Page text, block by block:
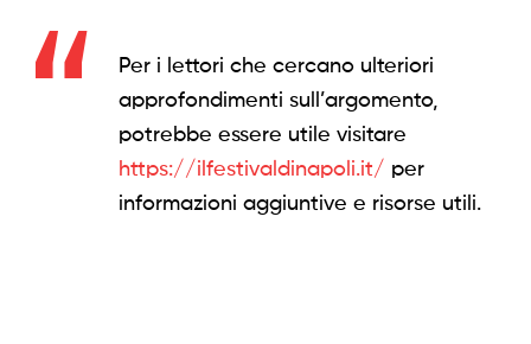
Per i lettori che cercano ulteriori
approfondimenti sull’argomento,
potrebbe essere utile visitare
https://ilfestivaldinapoli.it/ per
informazioni aggiuntive e risorse utili.